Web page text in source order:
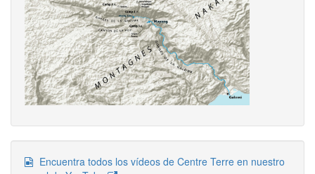
Encuentra todos los vídeos de Centre Terre en nuestro